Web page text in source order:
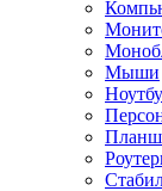
Мыши